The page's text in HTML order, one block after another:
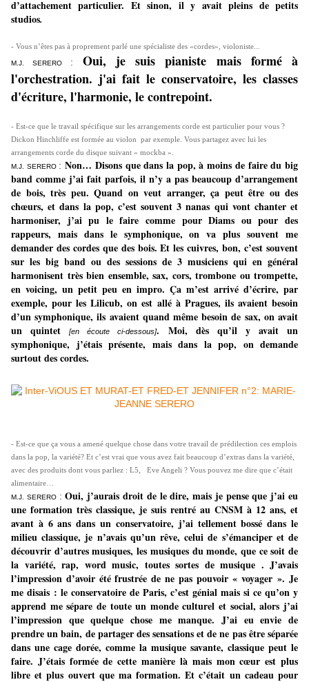
d’attachement particulier. Et sinon, il y avait pleins de petits
studios.
- Vous n’êtes pas à proprement parlé une spécialiste des «cordes», violoniste...
M.J. SERERO : Oui, je suis pianiste mais formé à
l'orchestration. j'ai fait le conservatoire, les classes
d'écriture, l'harmonie, le contrepoint.
- Est-ce que le travail spécifique sur les arrangements corde est particulier pour vous ?
Dickon Hinchliffe est formée au violon par exemple. Vous partagez avec lui les
arrangements corde du disque suivant « mockba ».
M.J. SERERO : Non… Disons que dans la pop, à moins de faire du big
band comme j’ai fait parfois, il n’y a pas beaucoup d’arrangement
de bois, très peu. Quand on veut arranger, ça peut être ou des
chœurs, et dans la pop, c’est souvent 3 nanas qui vont chanter et
harmoniser, j’ai pu le faire comme pour Diams ou pour des
rappeurs, mais dans le symphonique, on va plus souvent me
demander des cordes que des bois. Et les cuivres, bon, c’est souvent
sur les big band ou des sessions de 3 musiciens qui en général
harmonisent très bien ensemble, sax, cors, trombone ou trompette,
en voicing, un petit peu en impro. Ça m’est arrivé d’écrire, par
exemple, pour les Lilicub, on est allé à Pragues, ils avaient besoin
d’un symphonique, ils avaient quand même besoin de sax, on avait
un quintet[en écoute ci-dessous]. Moi, dès qu’il y avait un
symphonique, j’étais présente, mais dans la pop, on demande
surtout des cordes.
- Est-ce que ça vous a amené quelque chose dans votre travail de prédilection ces emplois
dans la pop, la variété? Et c’est vrai que vous avez fait beaucoup d’extras dans la variété,
avec des produits dont vous parliez : L5, Eve Angeli ? Vous pouvez me dire que c’était
alimentaire…
M.J. SERERO :Oui, j’aurais droit de le dire, mais je pense que j’ai eu
une formation très classique, je suis rentré au CNSM à 12 ans, et
avant à 6 ans dans un conservatoire, j’ai tellement bossé dans le
milieu classique, je n’avais qu’un rêve, celui de s’émanciper et de
découvrir d’autres musiques, les musiques du monde, que ce soit de
la variété, rap, word music, toutes sortes de musique . J’avais
l’impression d’avoir été frustrée de ne pas pouvoir « voyager ». Je
me disais : le conservatoire de Paris, c’est génial mais si ce qu’on y
apprend me sépare de toute un monde culturel et social, alors j’ai
l’impression que quelque chose me manque. J’ai eu envie de
prendre un bain, de partager des sensations et de ne pas être séparée
dans une cage dorée, comme la musique savante, classique peut le
faire. J’étais formée de cette manière là mais mon cœur est plus
libre et plus ouvert que ma formation. Et c’était un cadeau pour